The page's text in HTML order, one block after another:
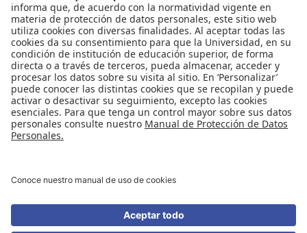
Biblioguías
Preguntas frecuentes
Capacitación
Directrices
Entretenimiento
Compra de libros y material audiovisual